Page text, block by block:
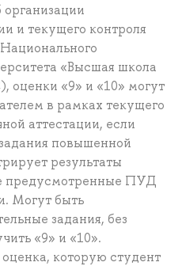
и текущего контроля
«Высшая школа
«9» и «10» могут
в рамках текущего
аттестации, если
повышенной
результаты
предусмотренные ПУД
Могут быть
задания, без
«9» и «10».
которую студент